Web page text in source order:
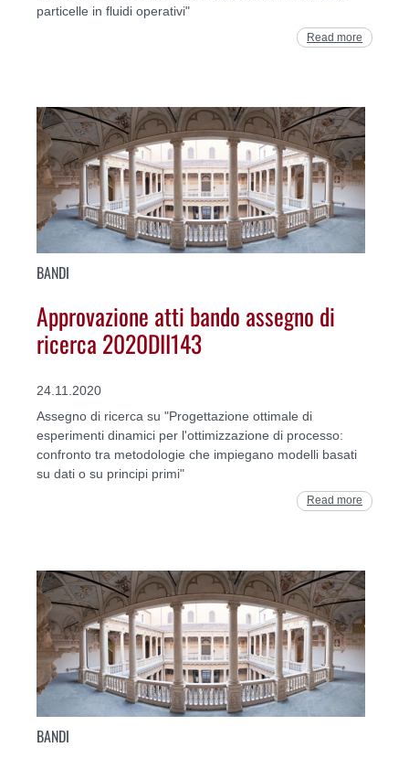
particelle in fluidi operativi"
Read more
BANDI
Approvazione atti bando assegno di
ricerca 2020DII143
24.11.2020
Assegno di ricerca su "Progettazione ottimale di
esperimenti dinamici per l'ottimizzazione di processo:
confronto tra metodologie che impiegano modelli basati
su dati o su principi primi"
Read more
BANDI